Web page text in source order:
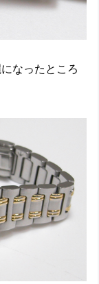
なったところ